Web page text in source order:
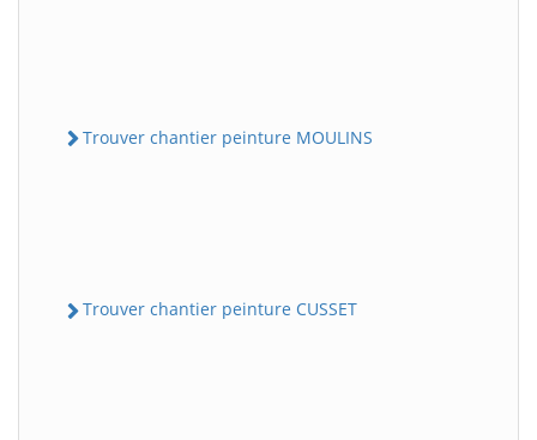
Trouver chantier peinture MOULINS
Trouver chantier peinture CUSSET